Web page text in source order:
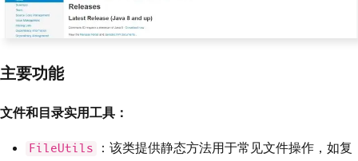
主要功能
文件和目录实用工具：
FileUtils
：该类提供静态方法用于常见文件操作，如复